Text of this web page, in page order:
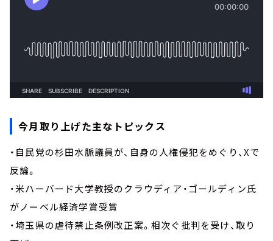
今月取り上げた主なトピックス
・自民党の杉田水脈議員が、自身の人権侵犯をめぐり、Xで
反論。
・米ハーバード大学教授のクラウディア・ゴールディン氏
がノーベル経済学賞受賞
・埼玉県の虐待禁止条例改正案。相次ぐ批判を受け、取り